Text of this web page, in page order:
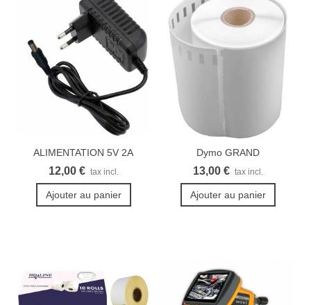
ALIMENTATION 5V 2A
3.5X1.35MM
12,00 € tax incl.
Ajouter au panier
Dymo GRAND
LabelWriter...
13,00 € tax incl.
Ajouter au panier